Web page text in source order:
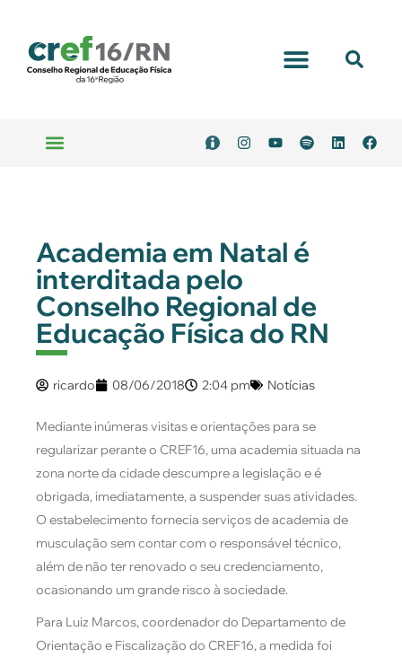
Academia em Natal é
interditada pelo
Conselho Regional de
Educação Física do RN
ricardo 08/06/2018 2:04 pm Notícias
Mediante inúmeras visitas e orientações para se
regularizar perante o CREF16, uma academia situada na
zona norte da cidade descumpre a legislação e é
obrigada, imediatamente, a suspender suas atividades.
O estabelecimento fornecia serviços de academia de
musculação sem contar com o responsável técnico,
além de não ter renovado o seu credenciamento,
ocasionando um grande risco à sociedade.
Para Luiz Marcos, coordenador do Departamento de
Orientação e Fiscalização do CREF16, a medida foi